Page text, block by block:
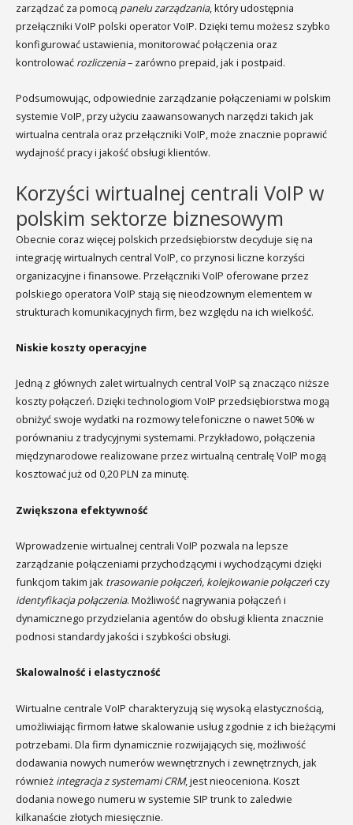
zarządzać za pomocą panelu zarządzania, który udostępnia
przełączniki VoIP polski operator VoIP. Dzięki temu możesz szybko
konfigurować ustawienia, monitorować połączenia oraz
kontrolować rozliczenia– zarówno prepaid, jak i postpaid.
Podsumowując, odpowiednie zarządzanie połączeniami w polskim
systemie VoIP, przy użyciu zaawansowanych narzędzi takich jak
wirtualna centrala oraz przełączniki VoIP, może znacznie poprawić
wydajność pracy i jakość obsługi klientów.
Korzyści wirtualnej centrali VoIP w
polskim sektorze biznesowym
Obecnie coraz więcej polskich przedsiębiorstw decyduje się na
integrację wirtualnych central VoIP, co przynosi liczne korzyści
organizacyjne i finansowe. Przełączniki VoIP oferowane przez
polskiego operatora VoIP stają się nieodzownym elementem w
strukturach komunikacyjnych firm, bez względu na ich wielkość.
Niskie koszty operacyjne
Jedną z głównych zalet wirtualnych central VoIP są znacząco niższe
koszty połączeń. Dzięki technologiom VoIP przedsiębiorstwa mogą
obniżyć swoje wydatki na rozmowy telefoniczne o nawet 50% w
porównaniu z tradycyjnymi systemami. Przykładowo, połączenia
międzynarodowe realizowane przez wirtualną centralę VoIP mogą
kosztować już od 0,20 PLN za minutę.
Zwiększona efektywność
Wprowadzenie wirtualnej centrali VoIP pozwala na lepsze
zarządzanie połączeniami przychodzącymi i wychodzącymi dzięki
funkcjom takim jak trasowanie połączeń, kolejkowanie połączeń czy
identyfikacja połączenia. Możliwość nagrywania połączeń i
dynamicznego przydzielania agentów do obsługi klienta znacznie
podnosi standardy jakości i szybkości obsługi.
Skalowalność i elastyczność
Wirtualne centrale VoIP charakteryzują się wysoką elastycznością,
umożliwiając firmom łatwe skalowanie usług zgodnie z ich bieżącymi
potrzebami. Dla firm dynamicznie rozwijających się, możliwość
dodawania nowych numerów wewnętrznych i zewnętrznych, jak
również integracja z systemami CRM, jest nieoceniona. Koszt
dodania nowego numeru w systemie SIP trunk to zaledwie
kilkanaście złotych miesięcznie.